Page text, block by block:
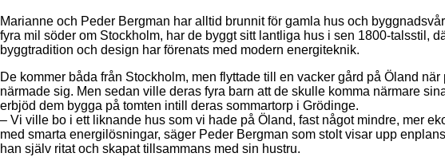
Marianne och Peder Bergman har alltid brunnit för gamla hus och
fyra mil söder om Stockholm, har de byggt sitt lantliga hus i sen 1800-talsstil,
byggtradition och design har förenats med modern energiteknik.
De kommer båda från Stockholm, men flyttade till en vacker gård på Öland när
närmade sig. Men sedan ville deras fyra barn att de skulle komma närmare
erbjöd dem bygga på tomten intill deras sommartorp i Grödinge.
– Vi ville bo i ett liknande hus som vi hade på Öland, fast något mindre, mer
med smarta energilösningar, säger Peder Bergman som stolt visar upp
han själv ritat och skapat tillsammans med sin hustru.